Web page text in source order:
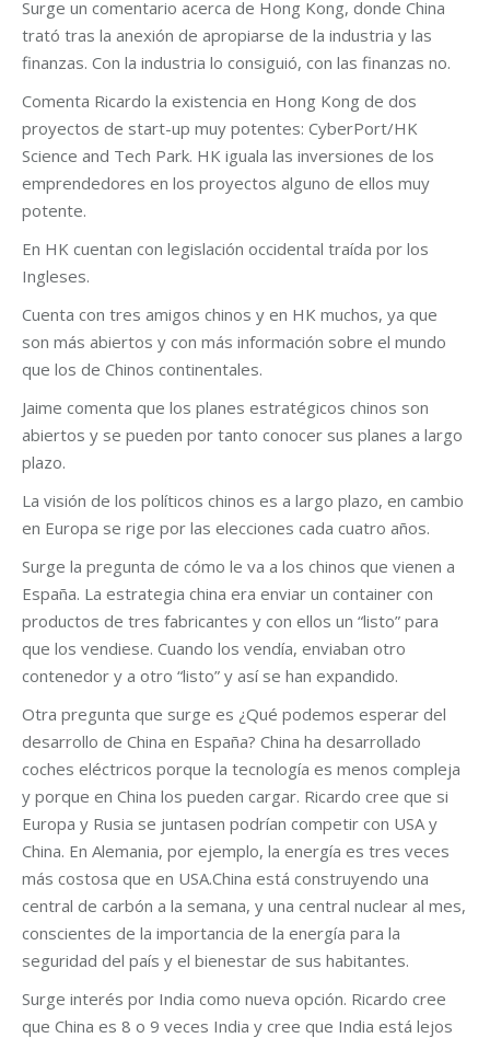
Surge un comentario acerca de Hong Kong, donde China
trató tras la anexión de apropiarse de la industria y las
finanzas. Con la industria lo consiguió, con las finanzas no.
Comenta Ricardo la existencia en Hong Kong de dos
proyectos de start-up muy potentes: CyberPort/HK
Science and Tech Park. HK iguala las inversiones de los
emprendedores en los proyectos alguno de ellos muy
potente.
En HK cuentan con legislación occidental traída por los
Ingleses.
Cuenta con tres amigos chinos y en HK muchos, ya que
son más abiertos y con más información sobre el mundo
que los de Chinos continentales.
Jaime comenta que los planes estratégicos chinos son
abiertos y se pueden por tanto conocer sus planes a largo
plazo.
La visión de los políticos chinos es a largo plazo, en cambio
en Europa se rige por las elecciones cada cuatro años.
Surge la pregunta de cómo le va a los chinos que vienen a
España. La estrategia china era enviar un container con
productos de tres fabricantes y con ellos un “listo” para
que los vendiese. Cuando los vendía, enviaban otro
contenedor y a otro “listo” y así se han expandido.
Otra pregunta que surge es ¿Qué podemos esperar del
desarrollo de China en España? China ha desarrollado
coches eléctricos porque la tecnología es menos compleja
y porque en China los pueden cargar. Ricardo cree que si
Europa y Rusia se juntasen podrían competir con USA y
China. En Alemania, por ejemplo, la energía es tres veces
más costosa que en USA.China está construyendo una
central de carbón a la semana, y una central nuclear al mes,
conscientes de la importancia de la energía para la
seguridad del país y el bienestar de sus habitantes.
Surge interés por India como nueva opción. Ricardo cree
que China es 8 o 9 veces India y cree que India está lejos